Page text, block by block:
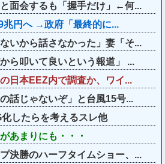
面会するも「握手だけ」←何...
兆円へ →政府「最終的に...
いから話さなかった」妻「そ...
ら叩いて良いという報道」 ...
日本EEZ内で調査か、ワイ...
話じゃないぞ」と台風15号...
したらを考えるスレ他
あまりにも・・・
決勝のハーフタイムショー、...